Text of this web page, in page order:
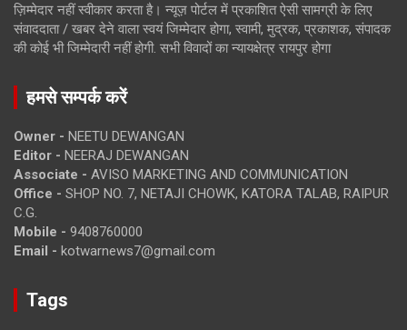
ज़िम्मेदार नहीं स्वीकार करता है। न्यूज़ पोर्टल में प्रकाशित ऐसी सामग्री के लिए
संवाददाता / खबर देने वाला स्वयं जिम्मेदार होगा, स्वामी, मुद्रक, प्रकाशक, संपादक
की कोई भी जिम्मेदारी नहीं होगी. सभी विवादों का न्यायक्षेत्र रायपुर होगा
हमसे सम्पर्क करें
Owner - NEETU DEWANGAN
Editor - NEERAJ DEWANGAN
Associate - AVISO MARKETING AND COMMUNICATION
Office - SHOP NO. 7, NETAJI CHOWK, KATORA TALAB, RAIPUR
C.G.
Mobile - 9408760000
Email - kotwarnews7@gmail.com
Tags